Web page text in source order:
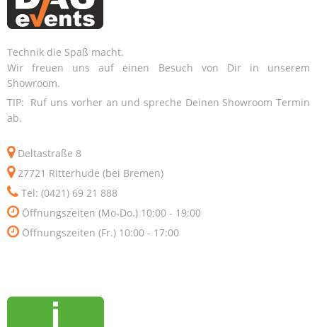
Technik die Spaß macht.
Wir freuen uns auf einen Besuch von Dir in unserem
Showroom.
TIP: Ruf uns vorher an und spreche Deinen Showroom Termin
ab.
Deltastraße 8
27721 Ritterhude (bei Bremen)
Tel: (0421) 69 21 888
Öffnungszeiten (Mo-Do.) 10:00 - 19:00
Öffnungszeiten (Fr.) 10:00 - 17:00